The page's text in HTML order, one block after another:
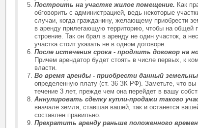
Построить на участке жилое помещение. Как
обговорить с администрацией, ведь некоторые
случаи, когда гражданину, желающему приобрести
в аренду прилегающую территорию, чтобы на общей
строение. Так он брал в аренду не один участок, а
участка стоит указать не в одном договоре.
После истечения срока - продлить договор на
Причем арендатор будет стоять в числе первых, к
власти.
Во время аренды - приобрести данный
определенную плату (ст. 36 ЗК РФ). Заметьте, что
течение 3 лет, прежде чем она перейдет в вашу
Аннулировать сделку купли-продажи такого
вначале земля, ставшая вашей, так и останется
составлен правильно.
Прекратить аренду раньше положенного